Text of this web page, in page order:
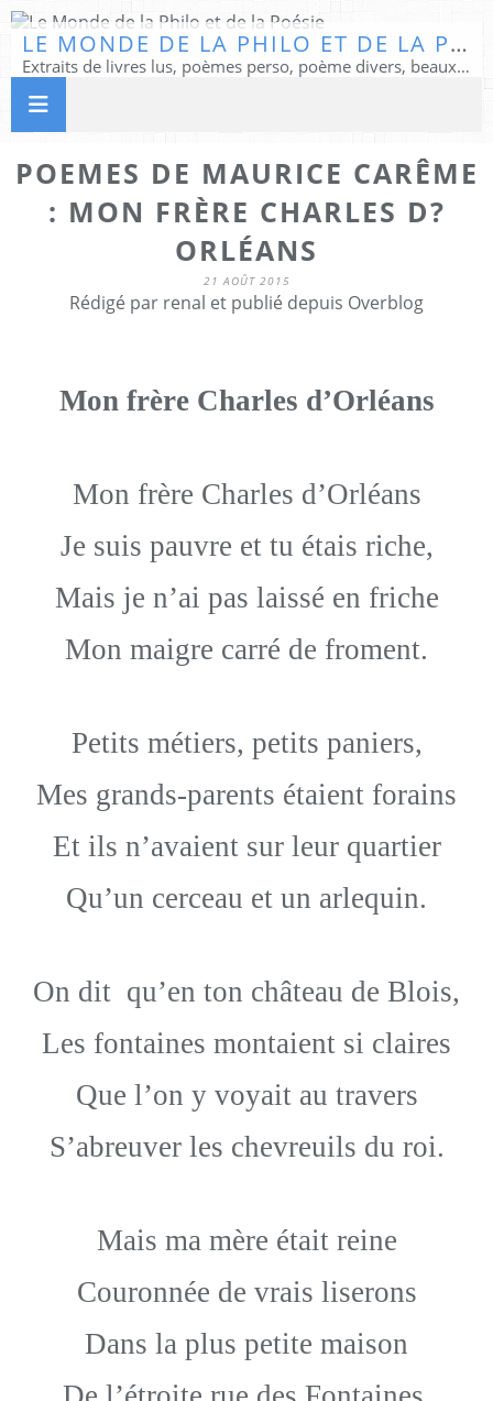
LE MONDE DE LA PHILO ET DE LA POÉSIE
Extraits de livres lus, poèmes perso, poème divers, beaux textes...
POEMES DE MAURICE CARÊME
: MON FRÈRE CHARLES D?
ORLÉANS
21 AOÛT 2015
Rédigé par renal et publié depuis Overblog
Mon frère Charles d’Orléans
Mon frère Charles d’Orléans
Je suis pauvre et tu étais riche,
Mais je n’ai pas laissé en friche
Mon maigre carré de froment.
Petits métiers, petits paniers,
Mes grands-parents étaient forains
Et ils n’avaient sur leur quartier
Qu’un cerceau et un arlequin.
On dit qu’en ton château de Blois,
Les fontaines montaient si claires
Que l’on y voyait au travers
S’abreuver les chevreuils du roi.
Mais ma mère était reine
Couronnée de vrais liserons
Dans la plus petite maison